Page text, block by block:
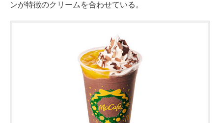
ンが特徴のクリームを合わせている。